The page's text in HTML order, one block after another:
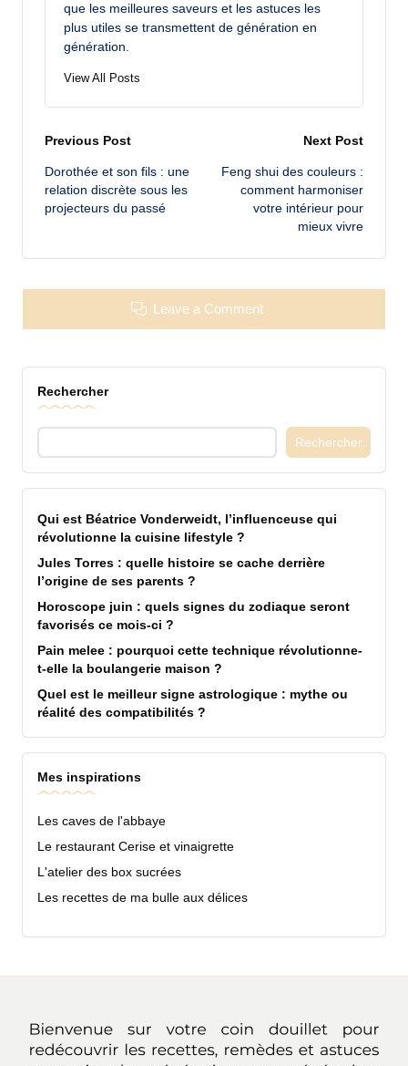
que les meilleures saveurs et les astuces les
plus utiles se transmettent de génération en
génération.
View All Posts
Post
navigation
Previous Post
Dorothée et son fils : une
relation discrète sous les
projecteurs du passé
Next Post
Feng shui des couleurs :
comment harmoniser
votre intérieur pour
mieux vivre
Leave a Comment
Rechercher
Rechercher
Qui est Béatrice Vonderweidt, l’influenceuse qui
révolutionne la cuisine lifestyle ?
Jules Torres : quelle histoire se cache derrière
l’origine de ses parents ?
Horoscope juin : quels signes du zodiaque seront
favorisés ce mois-ci ?
Pain melee : pourquoi cette technique révolutionne-
t-elle la boulangerie maison ?
Quel est le meilleur signe astrologique : mythe ou
réalité des compatibilités ?
Mes inspirations
Les caves de l'abbaye
Le restaurant Cerise et vinaigrette
L'atelier des box sucrées
Les recettes de ma bulle aux délices